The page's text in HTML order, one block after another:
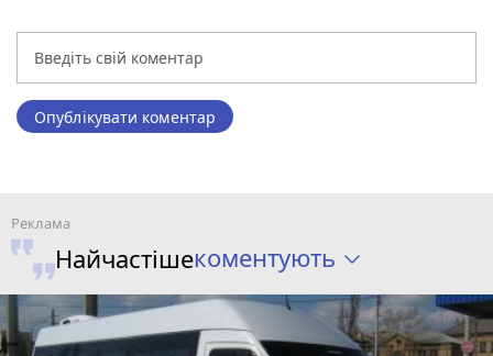
Опублікувати коментар
Найчастішекоментують